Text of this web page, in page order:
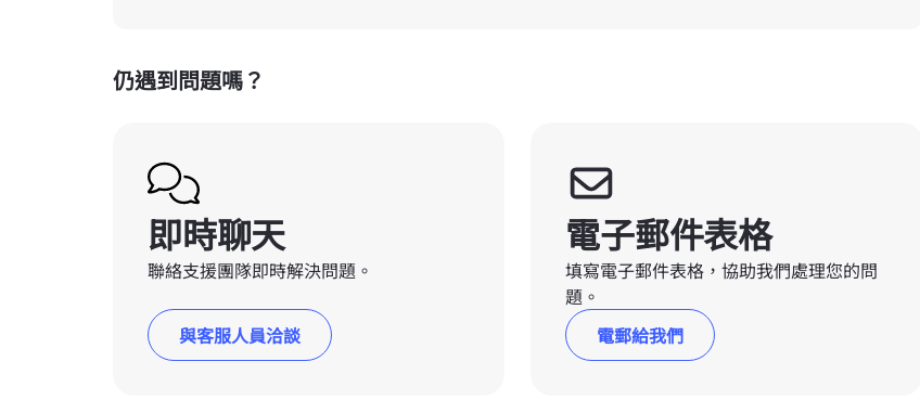
仍遇到問題嗎？
即時聊天
聯絡支援團隊即時解決問題。
與客服人員洽談
電子郵件表格
填寫電子郵件表格，協助我們處理您的問
題。
電郵給我們